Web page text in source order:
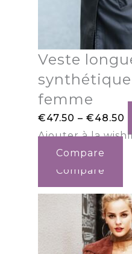
Veste
femme
€47.50 – €48.50
Ajouter à la
Compare
Compare